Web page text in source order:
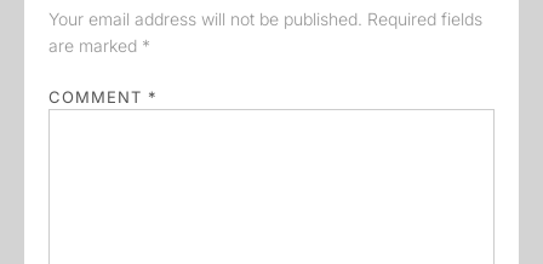
Your email address will not be published. Required fields
are marked *
COMMENT *